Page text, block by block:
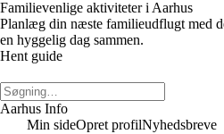
Familievenlige aktiviteter i Aarhus
Planlæg din næste familieudflugt med
en hyggelig dag sammen.
Hent guide
Aarhus Info
Min sideOpret profilNyhedsbreve